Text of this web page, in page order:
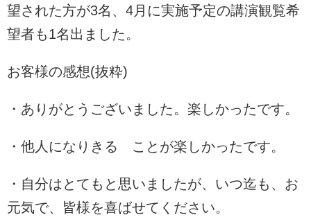
望された方が3名、4月に実施予定の講演観覧希
望者も1名出ました。
お客様の感想(抜粋)
・ありがとうございました。楽しかったです。
・他人になりきる ことが楽しかったです。
・自分はとてもと思いましたが、いつ迄も、お
元気で、皆様を喜ばせてください。